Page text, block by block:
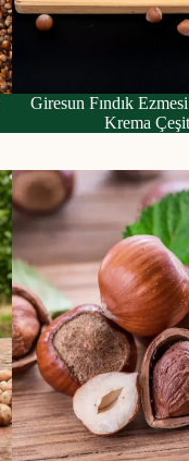
Giresun Fındık
Krema
Sahurda Tok Tutan ve
Yiyecekler: Çiğ Fındık